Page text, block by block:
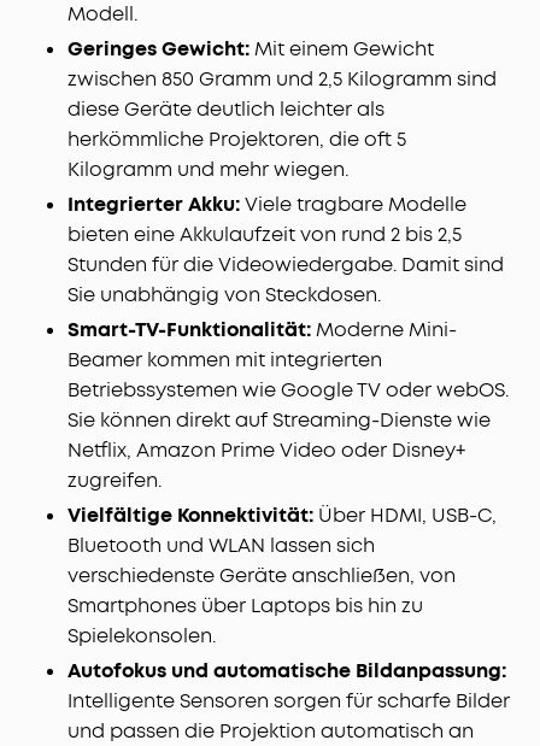
Modell.
Geringes Gewicht:Mit einem Gewicht
zwischen 850 Gramm und 2,5 Kilogramm sind
diese Geräte deutlich leichter als
herkömmliche Projektoren, die oft 5
Kilogramm und mehr wiegen.
Integrierter Akku:Viele tragbare Modelle
bieten eine Akkulaufzeit von rund 2 bis 2,5
Stunden für die Videowiedergabe. Damit sind
Sie unabhängig von Steckdosen.
Smart-TV-Funktionalität:Moderne Mini-
Beamer kommen mit integrierten
Betriebssystemen wie Google TV oder webOS.
Sie können direkt auf Streaming-Dienste wie
Netflix, Amazon Prime Video oder Disney+
zugreifen.
Vielfältige Konnektivität: Über HDMI, USB-C,
Bluetooth und WLAN lassen sich
verschiedenste Geräte anschließen, von
Smartphones über Laptops bis hin zu
Spielekonsolen.
Autofokus und automatische Bildanpassung:
Intelligente Sensoren sorgen für scharfe Bilder
und passen die Projektion automatisch an